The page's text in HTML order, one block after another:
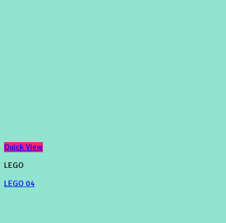
Quick View
LEGO
LEGO 04